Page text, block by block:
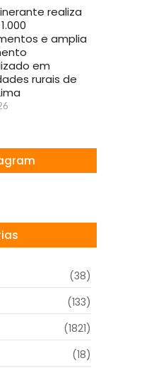
realiza
e amplia
em
rurais de
(38)
(133)
(1821)
(18)